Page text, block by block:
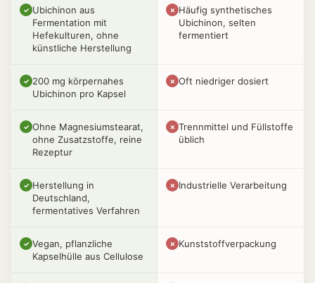
✓ Ubichinon aus
Fermentation mit
Hefekulturen, ohne
künstliche Herstellung
✗ Häufig synthetisches
Ubichinon, selten
fermentiert
✓ 200 mg körpernahes
Ubichinon pro Kapsel
✗ Oft niedriger dosiert
✓ Ohne Magnesiumstearat,
ohne Zusatzstoffe, reine
Rezeptur
✗ Trennmittel und Füllstoffe
üblich
✓ Herstellung in
Deutschland,
fermentatives Verfahren
✗ Industrielle Verarbeitung
✓ Vegan, pflanzliche
Kapselhülle aus Cellulose
✗ Kunststoffverpackung